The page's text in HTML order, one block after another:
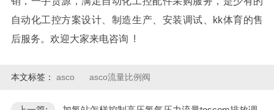
自动化工控方案设计、制造生产、安装调试、kk体育的售
后服务。欢迎大家来电咨询 !
本文标签： asco asco流量比例阀